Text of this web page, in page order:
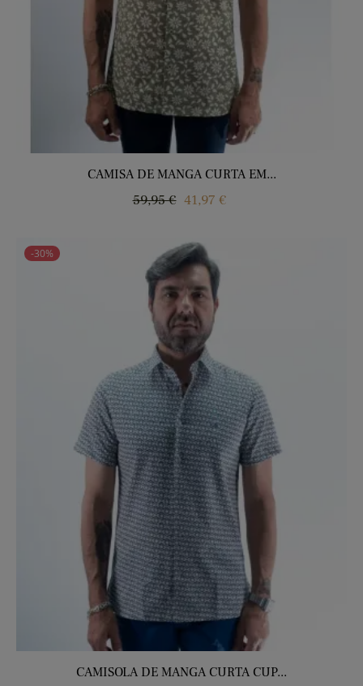
CAMISA DE MANGA CURTA EM...
Regular
59,95 € Price
41,97 €
-30%
CAMISOLA DE MANGA CURTA CUP...